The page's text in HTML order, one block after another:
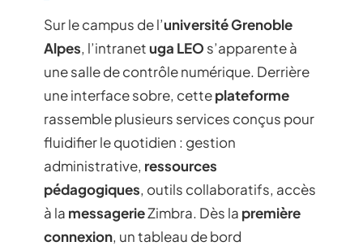
Sur le campus de l’université Grenoble
Alpes, l’intranetuga LEO s’apparente à
une salle de contrôle numérique. Derrière
une interface sobre, cetteplateforme
rassemble plusieurs services conçus pour
fluidifier le quotidien : gestion
administrative, ressources
pédagogiques, outils collaboratifs, accès
à la messagerieZimbra. Dès la première
connexion, un tableau de bord